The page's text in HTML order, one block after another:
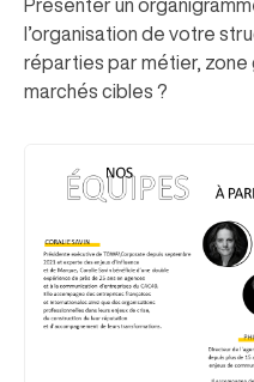
Présenter un
l’organisation de votre
réparties par métier,
marchés cibles ?